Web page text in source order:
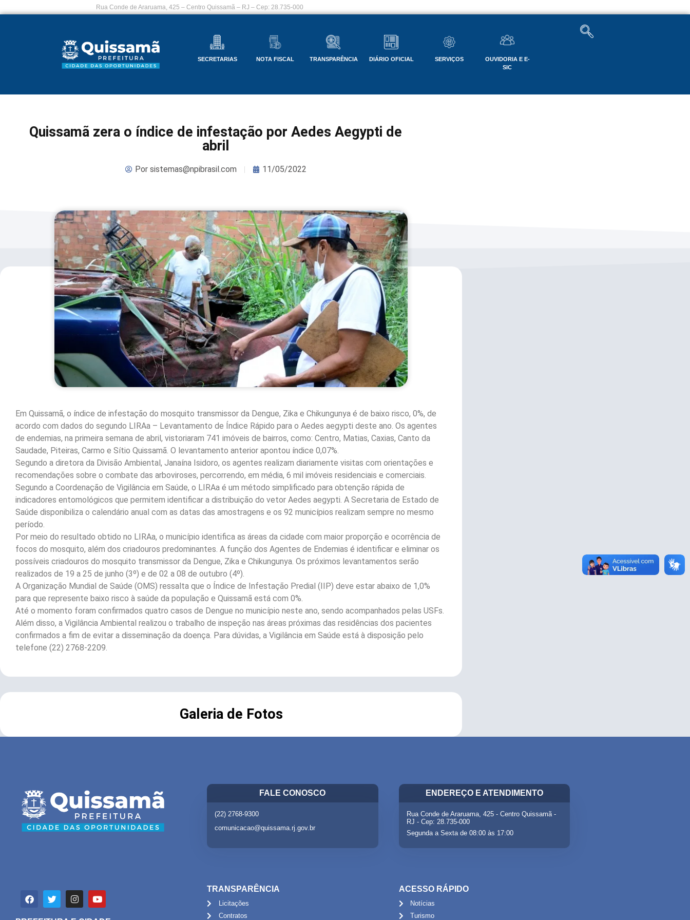
Rua Conde de Araruama, 425 – Centro Quissamã – RJ – Cep: 28.735-000
SECRETARIAS NOTA FISCAL TRANSPARÊNCIA DIÁRIO OFICIAL SERVIÇOS
OUVIDORIA E E-
SIC
Quissamã zera o índice de infestação por Aedes Aegypti de
abril
Porsistemas@npibrasil.com 11/05/2022
Em Quissamã, o índice de infestação do mosquito transmissor da Dengue, Zika e Chikungunya é de baixo risco, 0%, de
acordo com dados do segundo LIRAa – Levantamento de Índice Rápido para o Aedes aegypti deste ano. Os agentes
de endemias, na primeira semana de abril, vistoriaram 741 imóveis de bairros, como: Centro, Matias, Caxias, Canto da
Saudade, Piteiras, Carmo e Sítio Quissamã. O levantamento anterior apontou índice 0,07%.
Segundo a diretora da Divisão Ambiental, Janaína Isidoro, os agentes realizam diariamente visitas com orientações e
recomendações sobre o combate das arboviroses, percorrendo, em média, 6 mil imóveis residenciais e comerciais.
Segundo a Coordenação de Vigilância em Saúde, o LIRAa é um método simplificado para obtenção rápida de
indicadores entomológicos que permitem identificar a distribuição do vetor Aedes aegypti. A Secretaria de Estado de
Saúde disponibiliza o calendário anual com as datas das amostragens e os 92 municípios realizam sempre no mesmo
período.
Por meio do resultado obtido no LIRAa, o município identifica as áreas da cidade com maior proporção e ocorrência de
focos do mosquito, além dos criadouros predominantes. A função dos Agentes de Endemias é identificar e eliminar os
possíveis criadouros do mosquito transmissor da Dengue, Zika e Chikungunya. Os próximos levantamentos serão
realizados de 19 a 25 de junho (3º) e de 02 a 08 de outubro (4º).
A Organização Mundial de Saúde (OMS) ressalta que o Índice de Infestação Predial (IIP) deve estar abaixo de 1,0%
para que represente baixo risco à saúde da população e Quissamã está com 0%.
Até o momento foram confirmados quatro casos de Dengue no município neste ano, sendo acompanhados pelas USFs.
Além disso, a Vigilância Ambiental realizou o trabalho de inspeção nas áreas próximas das residências dos pacientes
confirmados a fim de evitar a disseminação da doença. Para dúvidas, a Vigilância em Saúde está à disposição pelo
telefone (22) 2768-2209.
Galeria de Fotos
FALE CONOSCO
(22) 2768-9300
comunicacao@quissama.rj.gov.br
ENDEREÇO E ATENDIMENTO
Rua Conde de Araruama, 425 - Centro Quissamã -
RJ - Cep: 28.735-000
Segunda a Sexta de 08:00 às 17:00
TRANSPARÊNCIA
Licitações
Contratos
ACESSO RÁPIDO
Notícias
Turismo